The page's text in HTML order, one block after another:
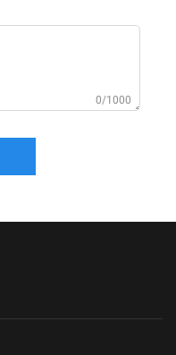
0/1000